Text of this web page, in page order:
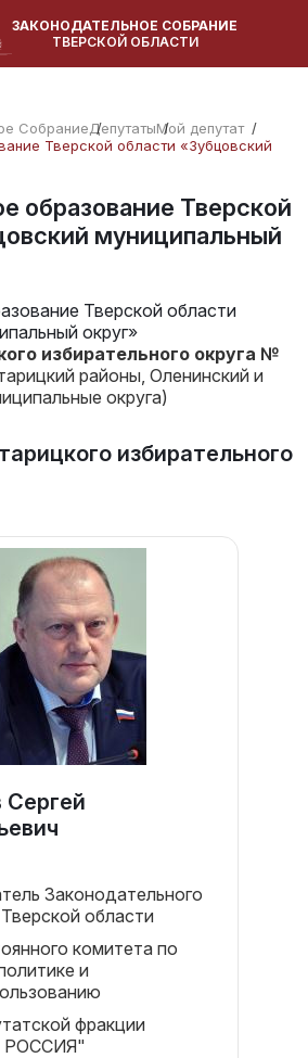
ЗАКОНОДАТЕЛЬНОЕ СОБРАНИЕ
ТВЕРСКОЙ ОБЛАСТИ
СобраниеДепутатыМой депутат
Тверской области «Зубцовский
образование Тверской
муниципальный
Тверской области
округ»
избирательного округа №
районы, Оленинский и
округа)
избирательного
Сергей
Законодательного
области
комитета по
и
фракции